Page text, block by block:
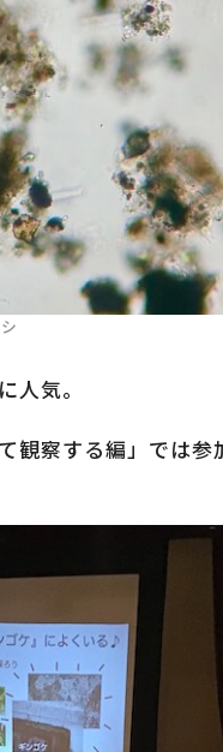
人気。
観察する編」では